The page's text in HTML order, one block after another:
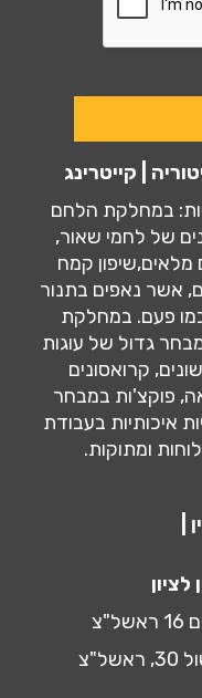
| קייטרינג
במחלקת הלחם
15 סוגים שונים של לחמי שאור,
קמח
אשר נאפים בתנור
כמו פעם. במחלקת
גדול של עוגות
קרואסונים
פוקצ'ות במבחר
איכותיות בעבודת
ומתוקות.
|